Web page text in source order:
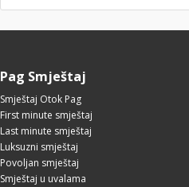
Pag Smještaj
Smještaj Otok Pag
First minute smještaj
Last minute smještaj
Luksuzni smještaj
Povoljan smještaj
Smještaj u uvalama